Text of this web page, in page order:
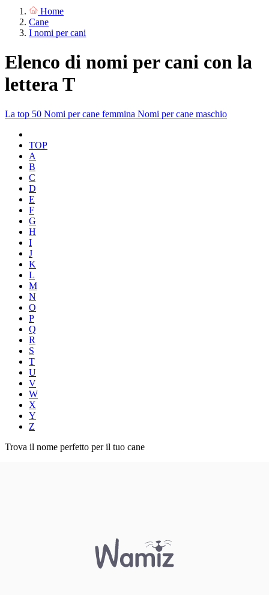
Home
Cane
I nomi per cani
Elenco di nomi per cani con la
lettera T
La top 50 Nomi per cane femmina Nomi per cane maschio
TOP
A
B
C
D
E
F
G
H
I
J
K
L
M
N
O
P
Q
R
S
T
U
V
W
X
Y
Z
Trova il nome perfetto per il tuo cane